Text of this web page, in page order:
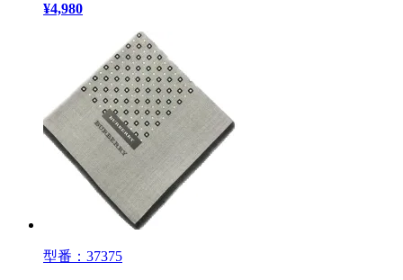
¥4,980
型番：37375